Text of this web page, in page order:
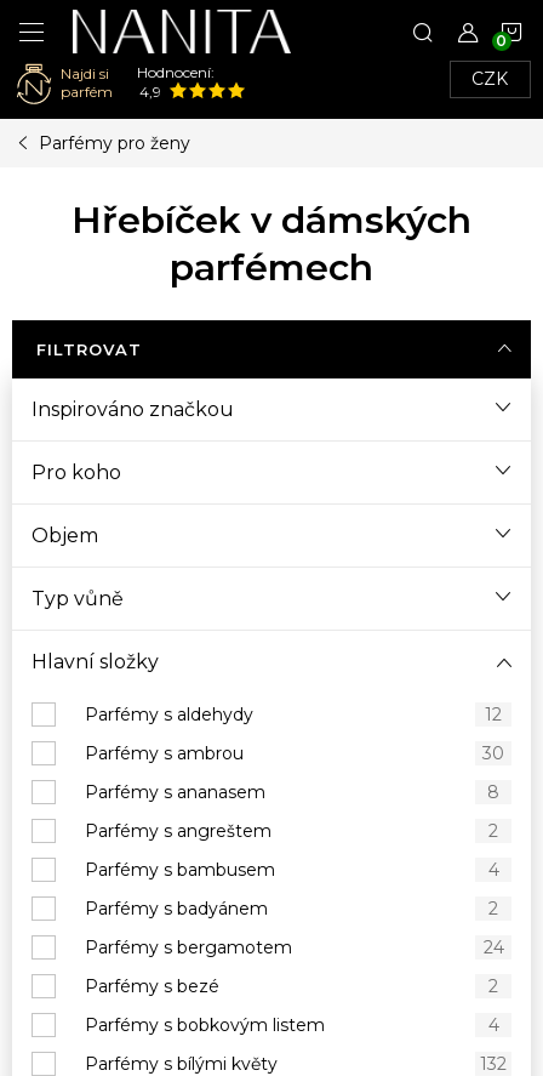
Najdi si
parfém
Hodnocení:
4,9
CZK
Parfémy pro ženy
Hřebíček v dámských
parfémech
FILTROVAT
Inspirováno značkou
Pro koho
Objem
Typ vůně
Hlavní složky
Parfémy s aldehydy
12
Parfémy s ambrou
30
Parfémy s ananasem
8
Parfémy s angreštem
2
Parfémy s bambusem
4
Parfémy s badyánem
2
Parfémy s bergamotem
24
Parfémy s bezé
2
Parfémy s bobkovým listem
4
Parfémy s bílými květy
132